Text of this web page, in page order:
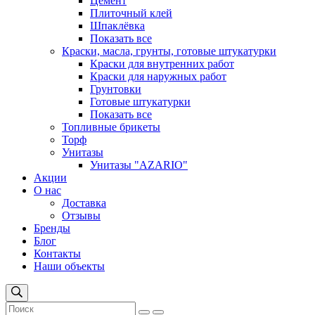
Плиточный клей
Шпаклёвка
Показать все
Краски, масла, грунты, готовые штукатурки
Краски для внутренних работ
Краски для наружных работ
Грунтовки
Готовые штукатурки
Показать все
Топливные брикеты
Торф
Унитазы
Унитазы "AZARIO"
Акции
О нас
Доставка
Отзывы
Бренды
Блог
Контакты
Наши объекты